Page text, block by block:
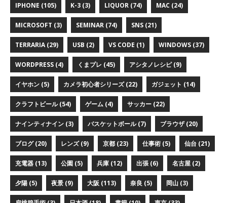
IPHONE (105) K-3 (3) LIQUOR (74) MAC (24)
MICROSOFT (3) SEMINAR (74) SNS (21)
TERRARIA (29) USB (2) VS CODE (1) WINDOWS (37)
WORDPRESS (4) くまプレ (45) アシタノレシピ (9)
イヤホン (5) カメラ初心者シリーズ (22) ガジェット (14)
クラフトビール (54) ゲーム (4) サッカー (22)
ナインティナイン (3) バスケットボール (7) ブラウザ (20)
ブログ (20) レンズ (9) 京都 (23) 仕事術 (5) 仙台 (21)
充電器 (13) 公園 (5) 兵庫 (12) 出張 (6) 名古屋 (2)
夕陽 (5) 夜景 (9) 大阪 (113) 奈良 (5) 岡山 (3)